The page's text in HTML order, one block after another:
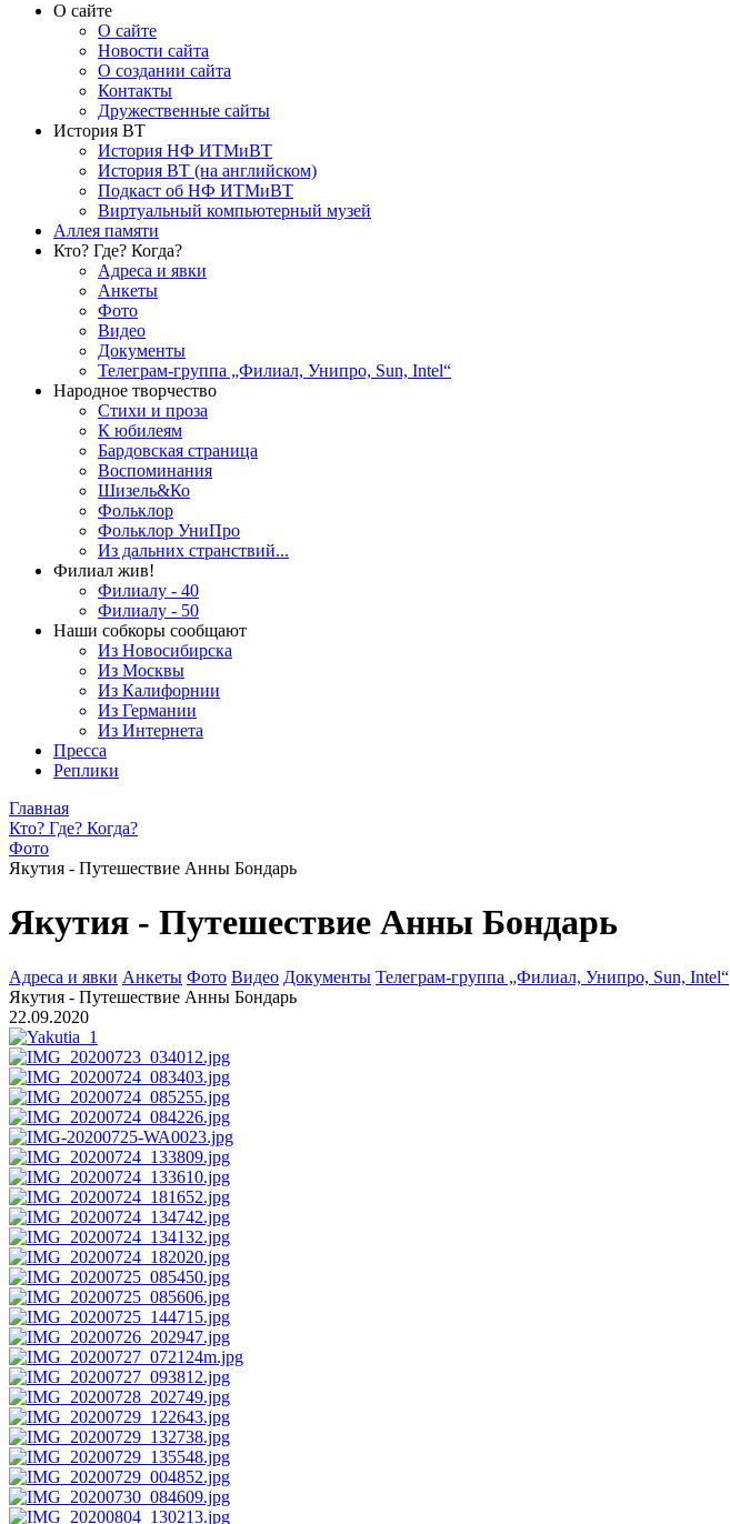
О сайте
О сайте
Новости сайта
О создании сайта
Контакты
Дружественные сайты
История ВТ
История НФ ИТМиВТ
История ВТ (на английском)
Подкаст об НФ ИТМиВТ
Виртуальный компьютерный музей
Аллея памяти
Кто? Где? Когда?
Адреса и явки
Анкеты
Фото
Видео
Документы
Телеграм-группа „Филиал, Унипро, Sun, Intel“
Народное творчество
Стихи и проза
К юбилеям
Бардовская страница
Воспоминания
Шизель&Ко
Фольклор
Фольклор УниПро
Из дальних странствий...
Филиал жив!
Филиалу - 40
Филиалу - 50
Наши собкоры сообщают
Из Новосибирска
Из Москвы
Из Калифорнии
Из Германии
Из Интернета
Пресса
Реплики
Главная
Кто? Где? Когда?
Фото
Якутия - Путешествие Анны Бондарь
Якутия - Путешествие Анны Бондарь
Адреса и явки Анкеты Фото Видео Документы Телеграм-группа „Филиал, Унипро, Sun, Intel“
Якутия - Путешествие Анны Бондарь
22.09.2020